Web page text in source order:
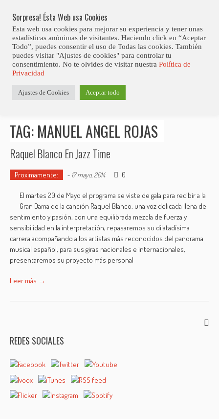
content
Club Contest.
Posts tagged "Manuel Angel Rojas"
TAG: MANUEL ANGEL ROJAS
Raquel Blanco En Jazz Time
Proximamente: - 17 mayo, 2014 0
El martes 20 de Mayo el programa se viste de gala para recibir a la
Gran Dama de la canción Raquel Blanco, una voz delicada llena de
sentimiento y pasión, con una equilibrada mezcla de fuerza y
sensibilidad en la interpretación, repasaremos su dilatadísima
carrera acompañando a los artistas más reconocidos del panorama
musical español, para sus giras nacionales e internacionales,
presentaremos su proyecto más personal
Leer más →
REDES SOCIALES
Sorpresa! Ésta Web usa Cookies
Esta web usa cookies para mejorar su experiencia y tener unas
estadísticas anónimas de visitantes. Haciendo click en “Aceptar
Todo”, puedes consentir el uso de Todas las cookies. También
puedes visitar "Ajustes de cookies" para controlar tu
consentimiento. No te olvides de visitar nuestra Política de
Privacidad
Ajustes de Cookies Aceptar todo